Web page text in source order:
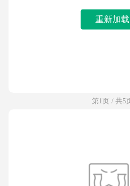
重新加载
第1页 / 共5